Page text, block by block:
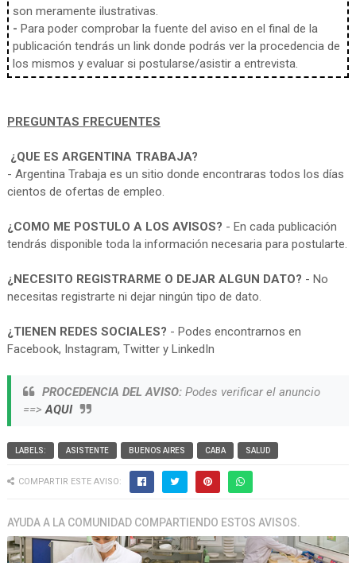
son meramente ilustrativas.
- Para poder comprobar la fuente del aviso en el final de la
publicación tendrás un link donde podrás ver la procedencia de
los mismos y evaluar si postularse/asistir a entrevista.
PREGUNTAS FRECUENTES
¿QUE ES ARGENTINA TRABAJA?
- Argentina Trabaja es un sitio donde encontraras todos los días
cientos de ofertas de empleo.
¿COMO ME POSTULO A LOS AVISOS? - En cada publicación
tendrás disponible toda la información necesaria para postularte.
¿NECESITO REGISTRARME O DEJAR ALGUN DATO? - No
necesitas registrarte ni dejar ningún tipo de dato.
¿TIENEN REDES SOCIALES? - Podes encontrarnos en
Facebook, Instagram, Twitter y LinkedIn
PROCEDENCIA DEL AVISO:Podes verificar el anuncio
==>AQUI
LABELS: ASISTENTE BUENOS AIRES CABA SALUD
COMPARTIR ESTE AVISO:
AYUDA A LA COMUNIDAD COMPARTIENDO ESTOS AVISOS.